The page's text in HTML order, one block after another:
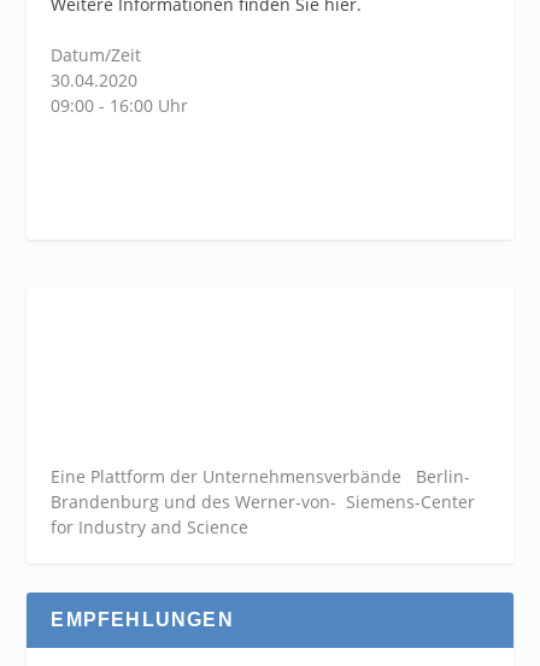
Datum/Zeit
30.04.2020
09:00 - 16:00 Uhr
Eine Plattform der Unternehmensverbände Berlin-
Brandenburg und des Werner-von- Siemens-Center
for Industry and Science
EMPFEHLUNGEN